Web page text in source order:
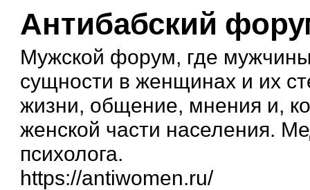
Антибабский
Мужской форум, где
сущности в женщинах и их
жизни, общение, мнения и,
женской части населения.
психолога.
https://antiwomen.ru/